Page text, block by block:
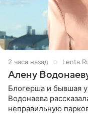
2 часа назад
Алену
Блогерша и бывшая
Водонаева
неправильную